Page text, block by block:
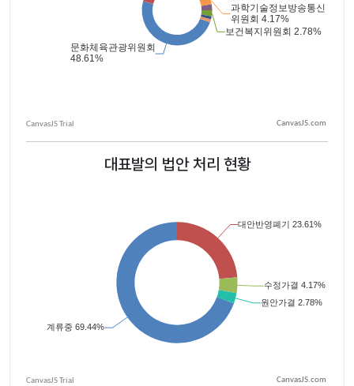
CanvasJS.com
대표발의 법안 처리 현황
CanvasJS.com